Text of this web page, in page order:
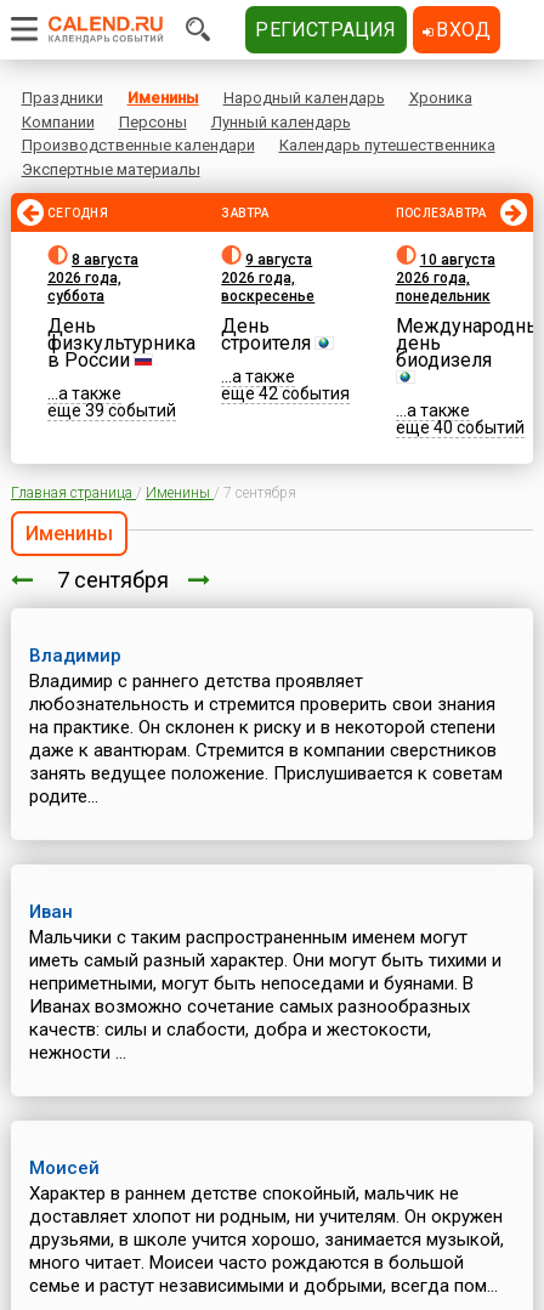
Праздники Именины Народный календарь
Хроника
Компании
Персоны
Лунный календарь
Производственные календари
Календарь путешественника
Экспертные материалы
СЕГОДНЯ
8 августа
2026 года,
суббота
День
физкультурника
в России
...а также
еще 39 событий
ЗАВТРА
9 августа
2026 года,
воскресенье
День
строителя
...а также
еще 42 события
ПОСЛЕЗАВТРА
10 августа
2026 года,
понедельник
день
биодизеля
...а также
еще 40 событий
Главная страница / Именины / 7 сентября
Именины
7 сентября
Владимир
Владимир с раннего детства проявляет
любознательность и стремится проверить свои знания
на практике. Он склонен к риску и в некоторой степени
даже к авантюрам. Стремится в компании сверстников
занять ведущее положение. Прислушивается к советам
родите...
Иван
Мальчики с таким распространенным именем могут
иметь самый разный характер. Они могут быть тихими и
неприметными, могут быть непоседами и буянами. В
Иванах возможно сочетание самых разнообразных
качеств: силы и слабости, добра и жестокости,
нежности ...
Моисей
Характер в раннем детстве спокойный, мальчик не
доставляет хлопот ни родным, ни учителям. Он окружен
друзьями, в школе учится хорошо, занимается музыкой,
много читает. Моисеи часто рождаются в большой
семье и растут независимыми и добрыми, всегда пом...
РЕГИСТРАЦИЯ ВХОД